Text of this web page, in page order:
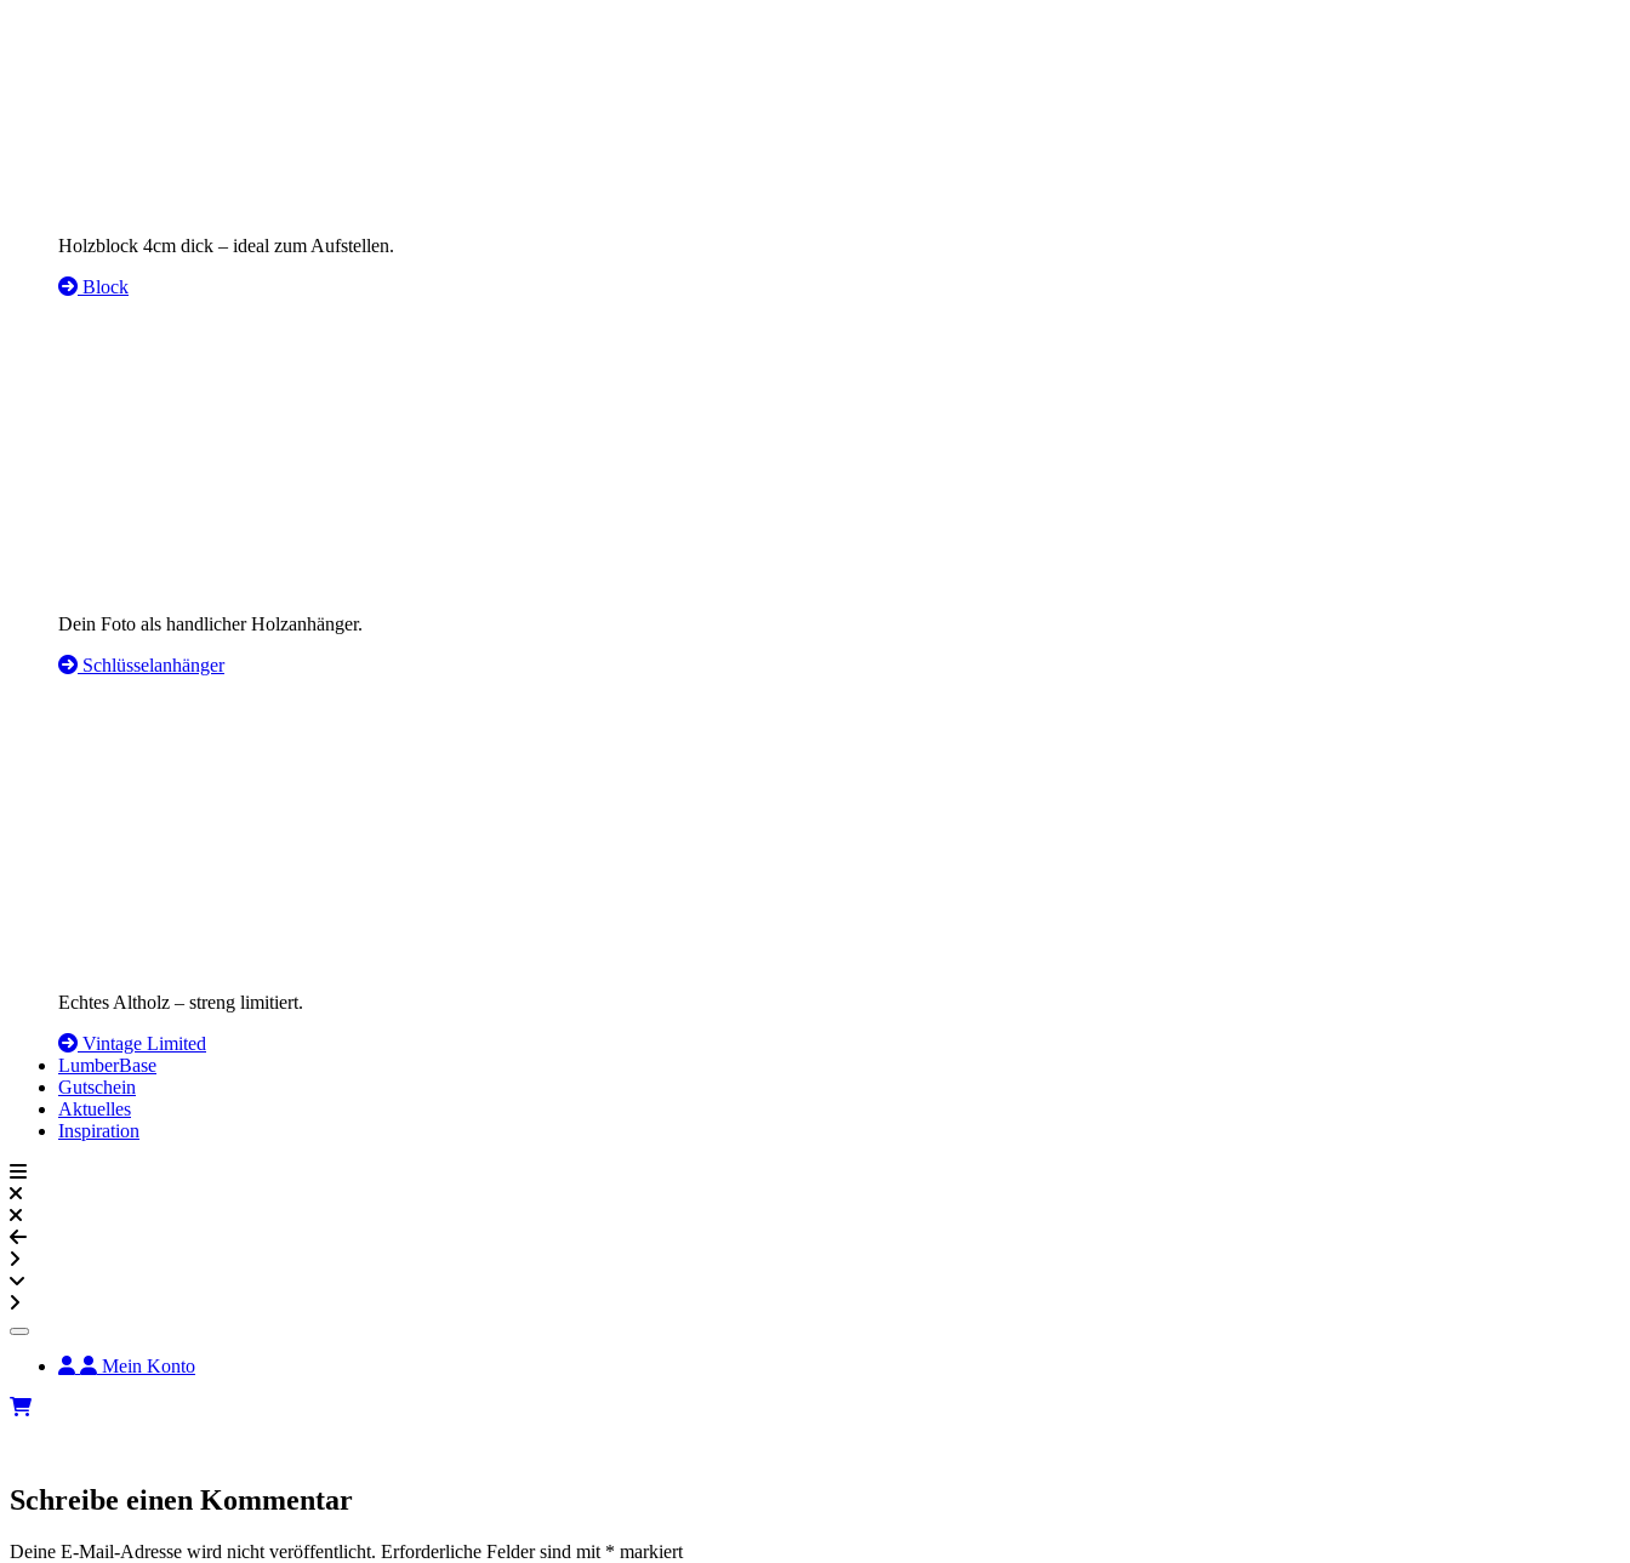
Holzblock 4cm dick – ideal zum Aufstellen.
Block
Dein Foto als handlicher Holzanhänger.
Schlüsselanhänger
Echtes Altholz – streng limitiert.
Vintage Limited
LumberBase
Gutschein
Aktuelles
Inspiration
Mein Konto
Schreibe einen Kommentar
Deine E-Mail-Adresse wird nicht veröffentlicht. Erforderliche Felder sind mit * markiert